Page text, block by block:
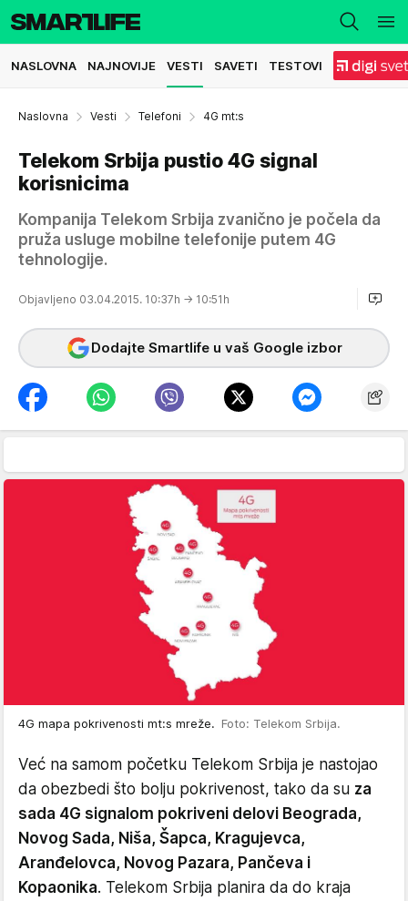
NASLOVNA NAJNOVIJE VESTI SAVETI TESTOVI
Naslovna Vesti Telefoni 4G mt:s
Telekom Srbija pustio 4G signal
korisnicima
Kompanija Telekom Srbija zvanično je počela da
pruža usluge mobilne telefonije putem 4G
tehnologije.
Objavljeno 03.04.2015. 10:37h → 10:51h
Dodajte Smartlife u vaš Google izbor
4G mapa pokrivenosti mt:s mreže. Foto: Telekom Srbija.
Već na samom početku Telekom Srbija je nastojao
da obezbedi što bolju pokrivenost, tako da su za
sada 4G signalom pokriveni delovi Beograda,
Novog Sada, Niša, Šapca, Kragujevca,
Aranđelovca, Novog Pazara, Pančeva i
Kopaonika. Telekom Srbija planira da do kraja